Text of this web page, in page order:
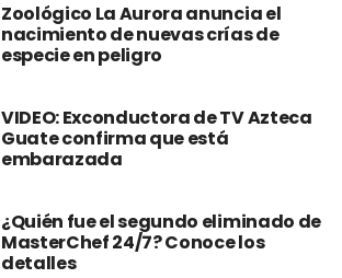
Zoológico La Aurora anuncia el
nacimiento de nuevas crías de
especie en peligro
VIDEO: Exconductora de TV Azteca
Guate confirma que está
embarazada
¿Quién fue el segundo eliminado de
MasterChef 24/7? Conoce los
detalles